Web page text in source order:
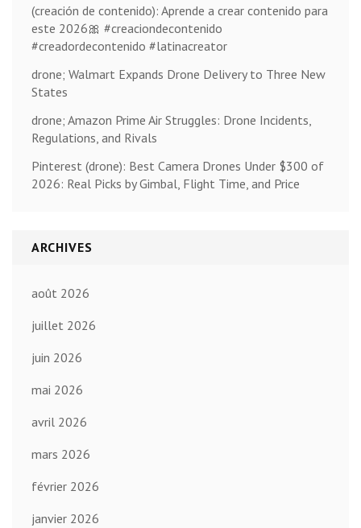
(creación de contenido): Aprende a crear contenido para
este 2026🎀 #creaciondecontenido
#creadordecontenido #latinacreator
drone; Walmart Expands Drone Delivery to Three New
States
drone; Amazon Prime Air Struggles: Drone Incidents,
Regulations, and Rivals
Pinterest (drone): Best Camera Drones Under $300 of
2026: Real Picks by Gimbal, Flight Time, and Price
ARCHIVES
août 2026
juillet 2026
juin 2026
mai 2026
avril 2026
mars 2026
février 2026
janvier 2026